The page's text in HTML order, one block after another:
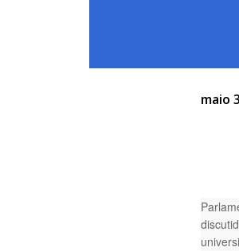
maio